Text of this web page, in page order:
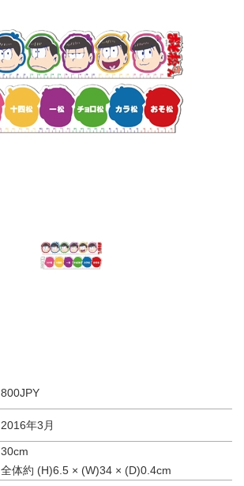
800JPY
2016年3月
30cm
全体約 (H)6.5 × (W)34 × (D)0.4cm